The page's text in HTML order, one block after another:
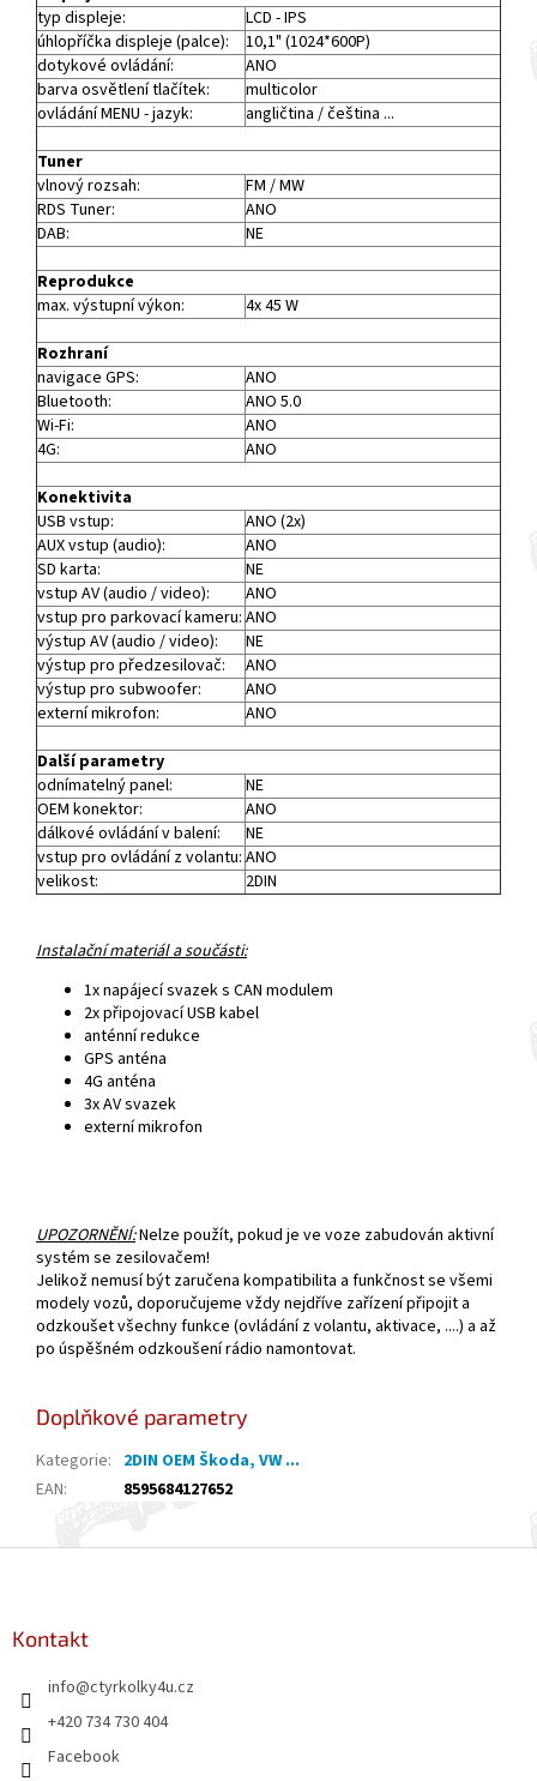
typ displeje:
LCD - IPS
úhlopříčka displeje (palce):
10,1" (1024*600P)
dotykové ovládání:
ANO
barva osvětlení tlačítek:
multicolor
ovládání MENU - jazyk:
angličtina / čeština ...
Tuner
vlnový rozsah:
FM / MW
RDS Tuner:
ANO
DAB:
NE
Reprodukce
max. výstupní výkon:
4x 45 W
Rozhraní
navigace GPS:
ANO
Bluetooth:
ANO 5.0
Wi-Fi:
ANO
4G:
ANO
Konektivita
USB vstup:
ANO (2x)
AUX vstup (audio):
ANO
SD karta:
NE
vstup AV (audio / video):
ANO
vstup pro parkovací kameru: ANO
výstup AV (audio / video):
NE
výstup pro předzesilovač:
ANO
výstup pro subwoofer:
ANO
externí mikrofon:
ANO
Další parametry
odnímatelný panel:
NE
OEM konektor:
ANO
dálkové ovládání v balení:
NE
vstup pro ovládání z volantu: ANO
velikost:
2DIN
Instalační materiál a součásti:
1x napájecí svazek s CAN modulem
2x připojovací USB kabel
anténní redukce
GPS anténa
4G anténa
3x AV svazek
externí mikrofon
UPOZORNĚNÍ:Nelze použít, pokud je ve voze zabudován aktivní
systém se zesilovačem!
Jelikož nemusí být zaručena kompatibilita a funkčnost se všemi
modely vozů, doporučujeme vždy nejdříve zařízení připojit a
odzkoušet všechny funkce (ovládání z volantu, aktivace, ....) a až
po úspěšném odzkoušení rádio namontovat.
Doplňkové parametry
Kategorie: 2DIN OEM Škoda, VW ...
EAN: 8595684127652
Kontakt
info@ctyrkolky4u.cz
+420 734 730 404
Facebook